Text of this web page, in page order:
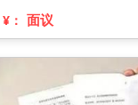
¥： 面议